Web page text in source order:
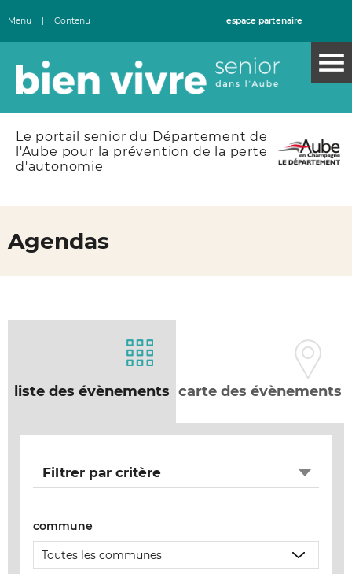
Menu | Contenu espace partenaire
Le portail senior du Département de
l'Aube pour la prévention de la perte
d'autonomie
Agendas
liste des évènements carte des évènements
Filtrer par critère
commune